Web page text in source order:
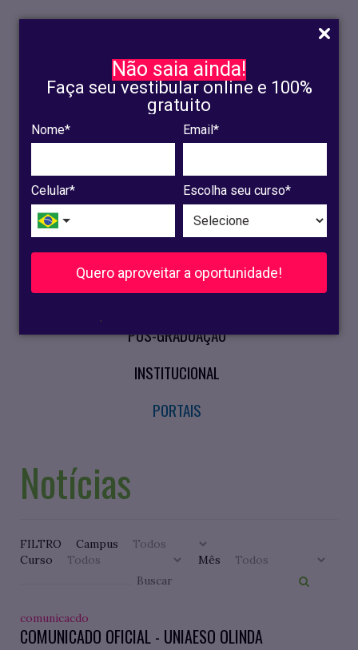
Não saia ainda!
Faça seu vestibular online e 100%
gratuito
Nome* Email*
Celular* Escolha seu curso*
Quero aproveitar a oportunidade!
.
INSCRIÇÃO
OLINDA
RECIFE
VESTIBULAR
CURSOS PRESENCIAIS
PÓS-GRADUAÇÃO
INSTITUCIONAL
PORTAIS
Notícias
FILTRO
Campus
Curso
Mês
comunicacdo
COMUNICADO OFICIAL - UNIAESO OLINDA